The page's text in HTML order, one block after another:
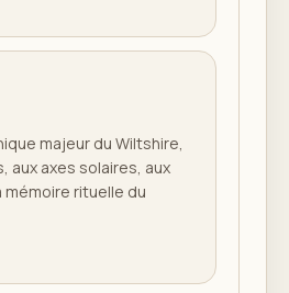
majeur du Wiltshire,
aux axes solaires, aux
rituelle du